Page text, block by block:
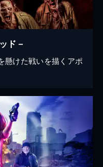
ド－
懸けた戦いを描くアポ